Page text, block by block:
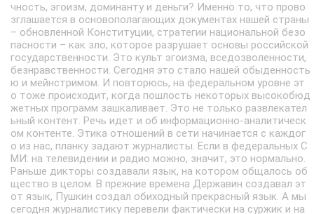
чность, эгоизм, доминанту и деньги? Именно то, что прово
зглашается в основополагающих документах нашей страны
– обновленной Конституции, стратегии национальной безо
пасности – как зло, которое разрушает основы российской
государственности. Это культ эгоизма, вседозволенности,
безнравственности. Сегодня это стало нашей обыденность
ю и мейнстримом. И повторюсь, на федеральном уровне эт
о тоже происходит, когда пошлость некоторых высокобюд
жетных программ зашкаливает. Это не только развлекател
ьный контент. Речь идет и об информационно-аналитическ
ом контенте. Этика отношений в сети начинается с каждог
о из нас, планку задают журналисты. Если в федеральных С
МИ: на телевидении и радио можно, значит, это нормально.
Раньше дикторы создавали язык, на котором общалось об
щество в целом. В прежние времена Державин создавал эт
от язык, Пушкин создал обиходный прекрасный язык. А мы
сегодня журналистику перевели фактически на суржик и на